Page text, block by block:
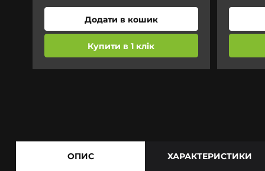
Додати в кошик
Купити в 1 клік
ОПИС ХАРАКТЕРИСТИКИ